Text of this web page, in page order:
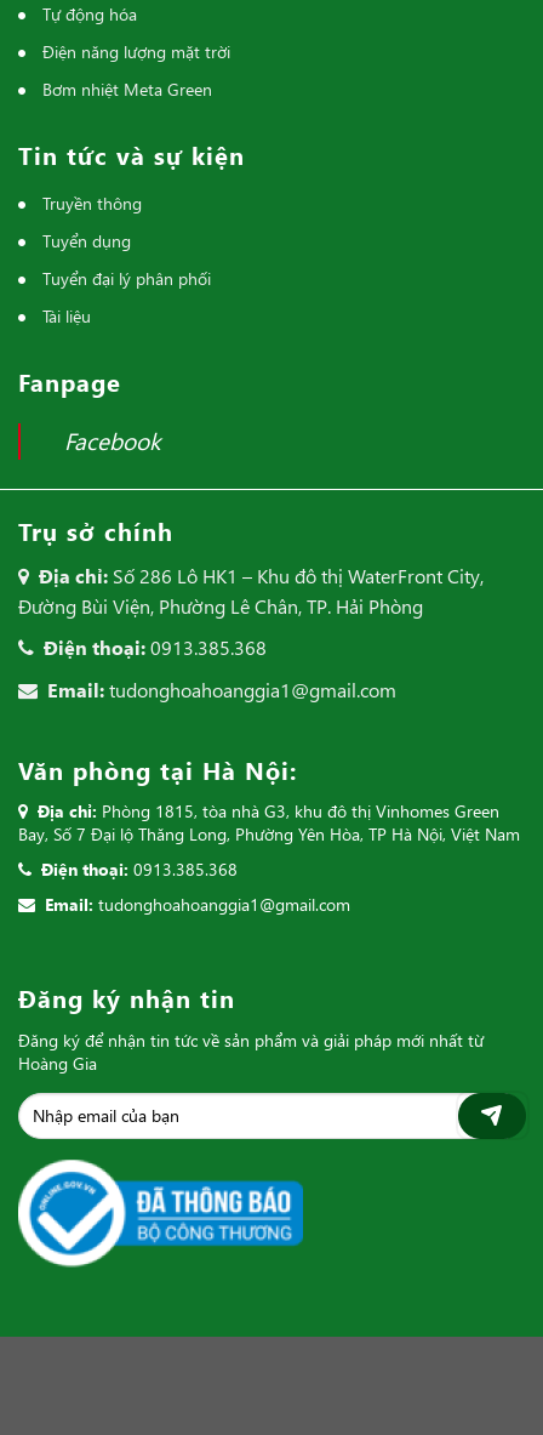
Tự động hóa
Điện năng lượng mặt trời
Bơm nhiệt Meta Green
Tin tức và sự kiện
Truyền thông
Tuyển dụng
Tuyển đại lý phân phối
Tài liệu
Fanpage
Facebook
Trụ sở chính
Địa chỉ: Số 286 Lô HK1 – Khu đô thị WaterFront City,
Đường Bùi Viện, Phường Lê Chân, TP. Hải Phòng
Điện thoại:0913.385.368
Email:tudonghoahoanggia1@gmail.com
Văn phòng tại Hà Nội:
Địa chỉ: Phòng 1815, tòa nhà G3, khu đô thị Vinhomes Green
Bay, Số 7 Đại lộ Thăng Long, Phường Yên Hòa, TP Hà Nội, Việt Nam
Điện thoại: 0913.385.368
Email: tudonghoahoanggia1@gmail.com
Đăng ký nhận tin
Đăng ký để nhận tin tức về sản phẩm và giải pháp mới nhất từ
Hoàng Gia